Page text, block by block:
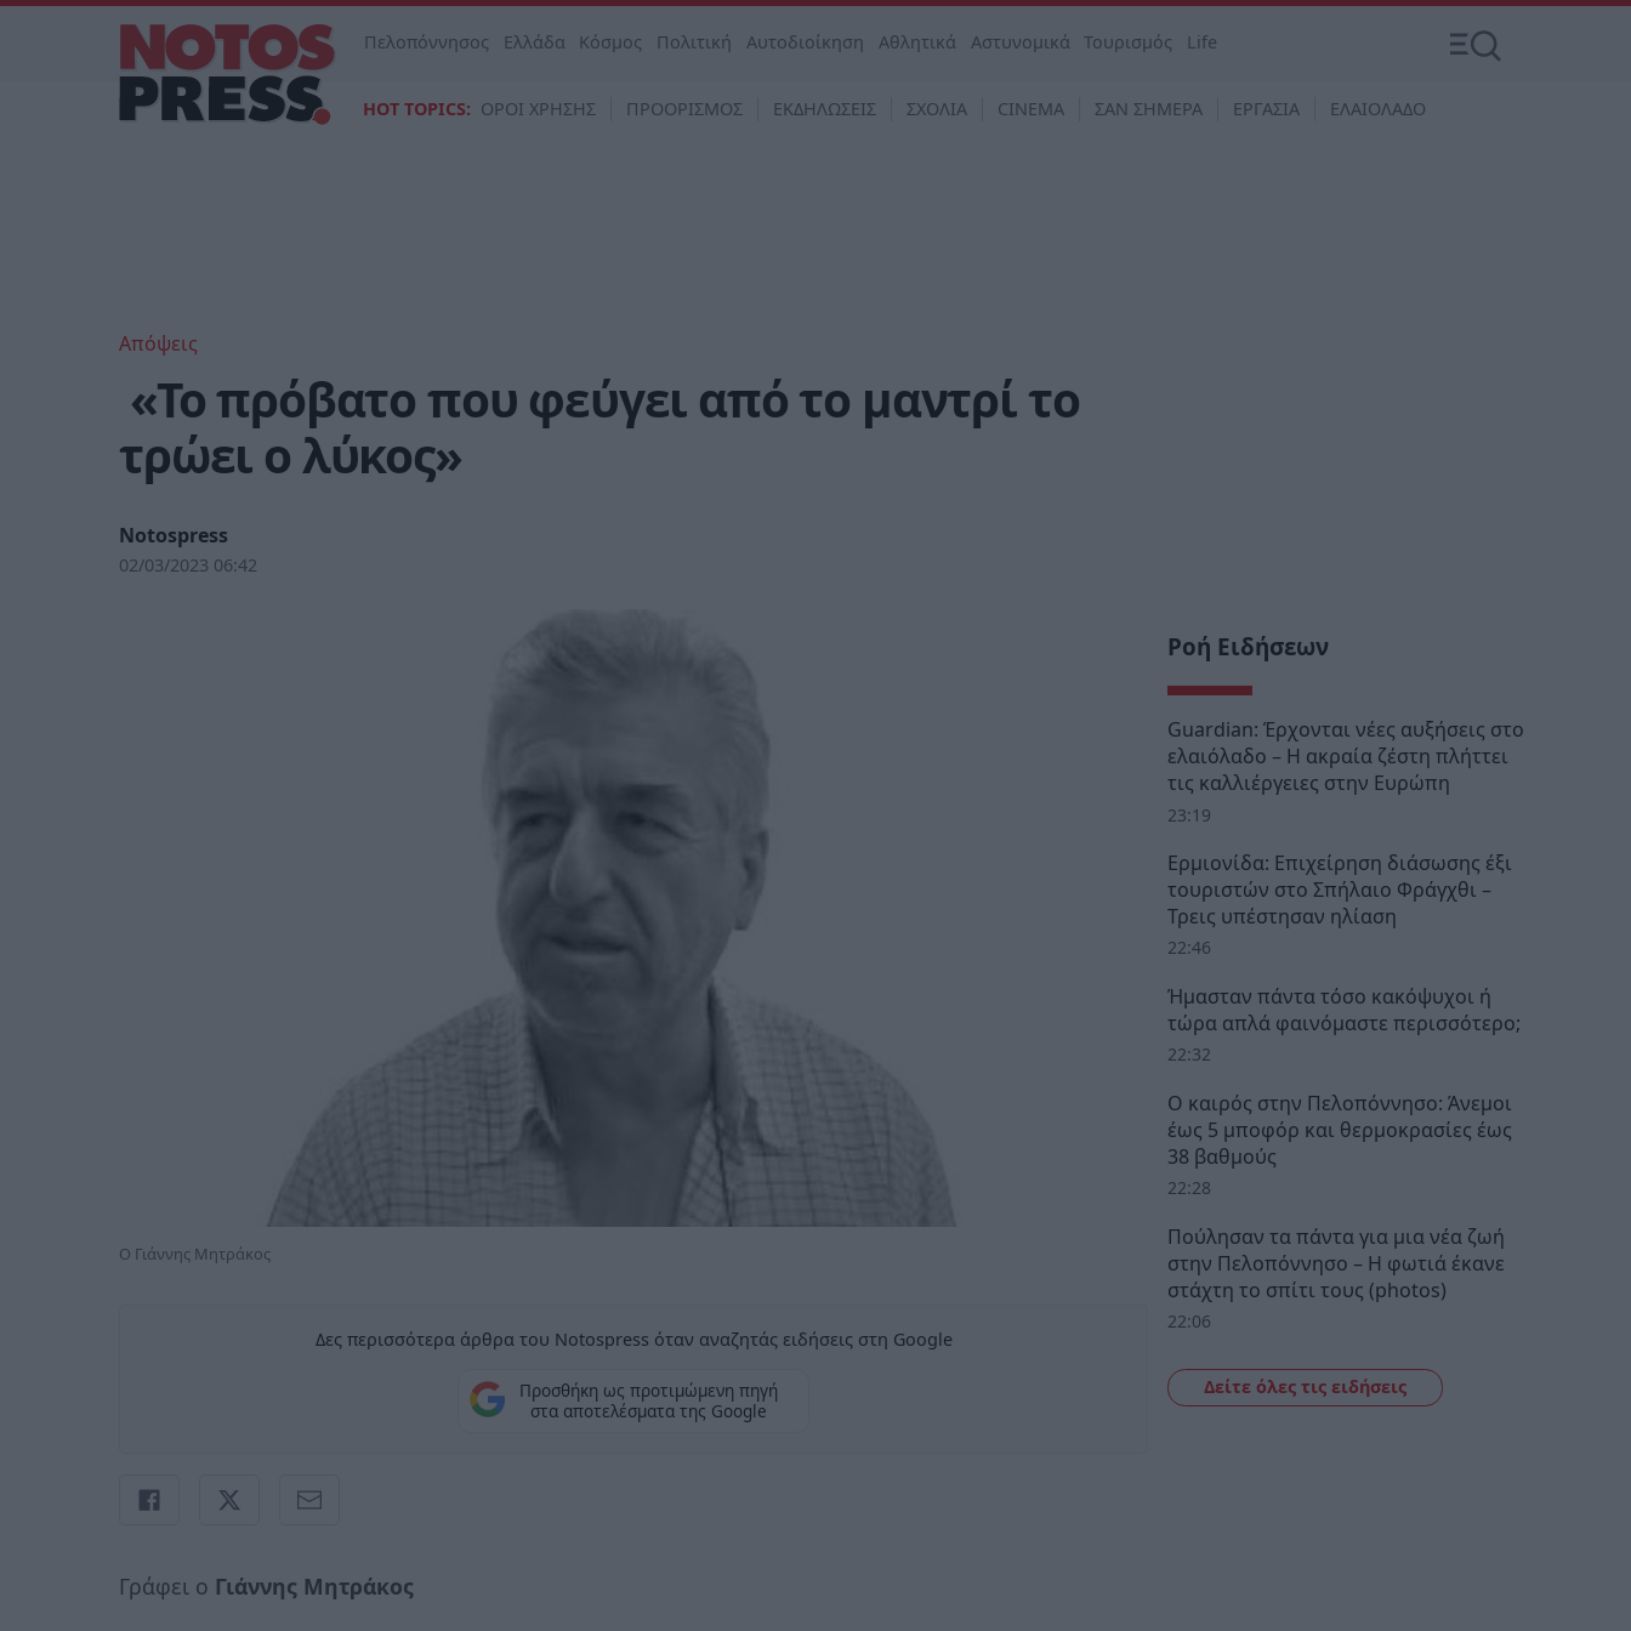
Πελοπόννησος Ελλάδα Κόσμος Πολιτική Αυτοδιοίκηση Αθλητικά Αστυνομικά Τουρισμός Life
HOT TOPICS: ΟΡΟΙ ΧΡΗΣΗΣ ΠΡΟΟΡΙΣΜΟΣ ΕΚΔΗΛΩΣΕΙΣ ΣΧΟΛΙΑ CINEMA ΣΑΝ ΣΗΜΕΡΑ ΕΡΓΑΣΙΑ ΕΛΑΙΟΛΑΔΟ
Απόψεις
«Το πρόβατο που φεύγει από το μαντρί το
τρώει ο λύκος»
Notospress
02/03/2023 06:42
Ο Γιάννης Μητράκος
Δες περισσότερα άρθρα του Notospress όταν αναζητάς ειδήσεις στη Google
Προσθήκη ως προτιμώμενη πηγή
στα αποτελέσματα της Google
Γράφει ο Γιάννης Μητράκος
Ροή Ειδήσεων
Guardian: Έρχονται νέες αυξήσεις στο
ελαιόλαδο – Η ακραία ζέστη πλήττει
τις καλλιέργειες στην Ευρώπη
23:19
Ερμιονίδα: Επιχείρηση διάσωσης έξι
τουριστών στο Σπήλαιο Φράγχθι –
Τρεις υπέστησαν ηλίαση
22:46
Ήμασταν πάντα τόσο κακόψυχοι ή
τώρα απλά φαινόμαστε περισσότερο;
22:32
Ο καιρός στην Πελοπόννησο: Άνεμοι
έως 5 μποφόρ και θερμοκρασίες έως
38 βαθμούς
22:28
Πούλησαν τα πάντα για μια νέα ζωή
στην Πελοπόννησο – Η φωτιά έκανε
στάχτη το σπίτι τους (photos)
22:06
Δείτε όλες τις ειδήσεις